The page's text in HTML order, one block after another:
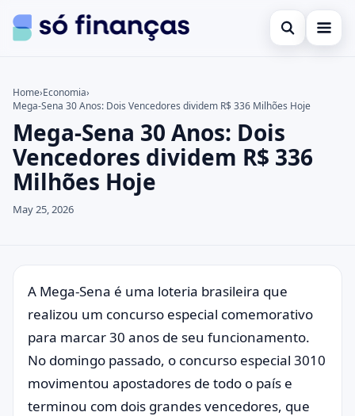
Open search
Empréstimos
Investimentos
Search the site
Search for:
Press Enter to search or ESC to close.
Home›Economia›
Mega-Sena 30 Anos: Dois Vencedores dividem R$ 336 Milhões Hoje
Mega-Sena 30 Anos: Dois
Vencedores dividem R$ 336
Milhões Hoje
May 25, 2026
A Mega-Sena é uma loteria brasileira que
realizou um concurso especial comemorativo
para marcar 30 anos de seu funcionamento.
No domingo passado, o concurso especial 3010
movimentou apostadores de todo o país e
terminou com dois grandes vencedores, que